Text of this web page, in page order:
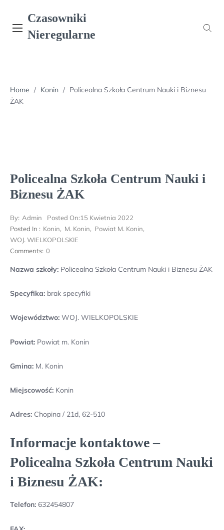
content
Czasowniki
Nieregularne
Home / Konin / Policealna Szkoła Centrum Nauki i Biznesu
ŻAK
Policealna Szkoła Centrum Nauki i
Biznesu ŻAK
By: Admin Posted On:15 Kwietnia 2022
Posted In : Konin, M. Konin, Powiat M. Konin,
WOJ. WIELKOPOLSKIE
Comments: 0
Nazwa szkoły: Policealna Szkoła Centrum Nauki i Biznesu ŻAK
Specyfika: brak specyfiki
Województwo: WOJ. WIELKOPOLSKIE
Powiat: Powiat m. Konin
Gmina: M. Konin
Miejscowość: Konin
Adres: Chopina / 21d, 62-510
Informacje kontaktowe –
Policealna Szkoła Centrum Nauki
i Biznesu ŻAK:
Telefon: 632454807